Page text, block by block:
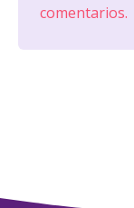
comentarios.